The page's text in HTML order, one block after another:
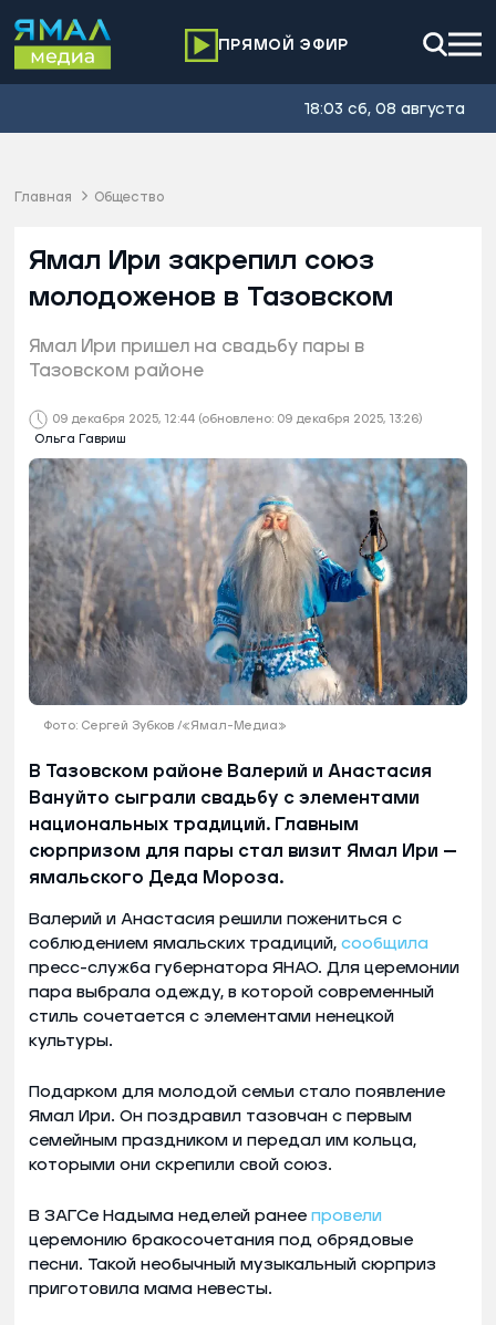
ПРЯМОЙ ЭФИР
18:03 сб, 08 августа
Главная Общество
09 декабря 2025, 12:44 (обновлено: 09 декабря 2025, 13:26)
Ольга Гавриш
Ямал Ири закрепил союз
молодоженов в Тазовском
Ямал Ири пришел на свадьбу пары в
Тазовском районе
Фото: Сергей Зубков /«Ямал-Медиа»
В Тазовском районе Валерий и Анастасия
Вануйто сыграли свадьбу с элементами
национальных традиций. Главным
сюрпризом для пары стал визит Ямал Ири —
ямальского Деда Мороза.
Валерий и Анастасия решили пожениться с
соблюдением ямальских традиций, сообщила
пресс-служба губернатора ЯНАО. Для церемонии
пара выбрала одежду, в которой современный
стиль сочетается с элементами ненецкой
культуры.
Подарком для молодой семьи стало появление
Ямал Ири. Он поздравил тазовчан с первым
семейным праздником и передал им кольца,
которыми они скрепили свой союз.
В ЗАГСе Надыма неделей ранее провели
церемонию бракосочетания под обрядовые
песни. Такой необычный музыкальный сюрприз
приготовила мама невесты.